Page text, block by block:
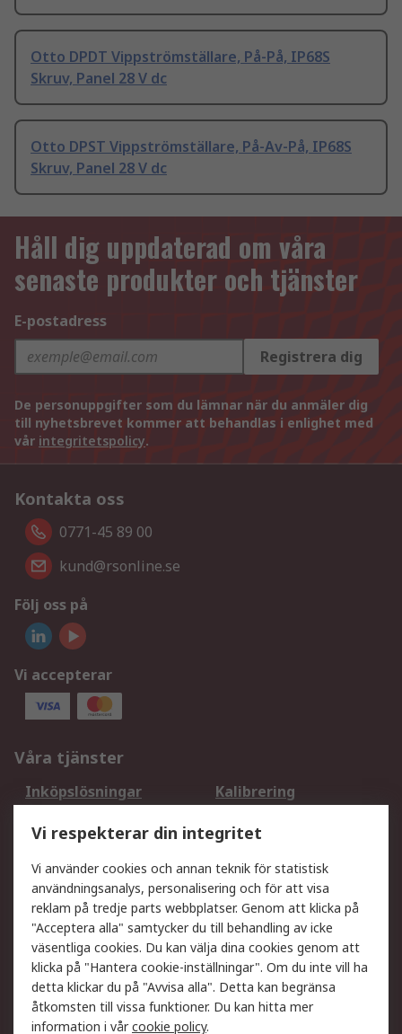
Otto DPDT Vippströmställare, På-På, IP68S
Skruv, Panel 28 V dc
Otto DPST Vippströmställare, På-Av-På, IP68S
Skruv, Panel 28 V dc
Håll dig uppdaterad om våra
senaste produkter och tjänster
E-postadress
Registrera dig
De personuppgifter som du lämnar när du anmäler dig
till nyhetsbrevet kommer att behandlas i enlighet med
vår integritetspolicy.
Kontakta oss
0771-45 89 00
kund@rsonline.se
Följ oss på
Vi accepterar
Våra tjänster
Inköpslösningar
Kalibrering
DesignSpark
Teknisk Support
Ditt lokala säljteam
Exportlösningar
Support
Få hjälp
Retur av varor
Leverans
Spåra din order
Begär en fakturakopi
Fördelar med RS-konto
Betalningsalternativ
Vi respekterar din integritet
Vi använder cookies och annan teknik för statistisk
användningsanalys, personalisering och för att visa
reklam på tredje parts webbplatser. Genom att klicka på
"Acceptera alla" samtycker du till behandling av icke
väsentliga cookies. Du kan välja dina cookies genom att
klicka på "Hantera cookie-inställningar". Om du inte vill ha
detta klickar du på "Avvisa alla". Detta kan begränsa
åtkomsten till vissa funktioner. Du kan hitta mer
information i vårcookie policy.